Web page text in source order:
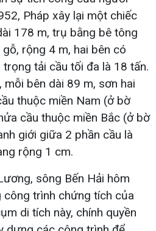
Pháp xây lại một chiếc
178 m, trụ bằng bê tông
rộng 4 m, hai bên có
tải cầu tối đa là 18 tấn.
mỗi bên dài 89 m, sơn hai
thuộc miền Nam (ở bờ
cầu thuộc miền Bắc (ở bờ
giới giữa 2 phần cầu là
rộng 1 cm.
sông Bến Hải hôm
công trình chứng tích của
di tích này, chính quyền